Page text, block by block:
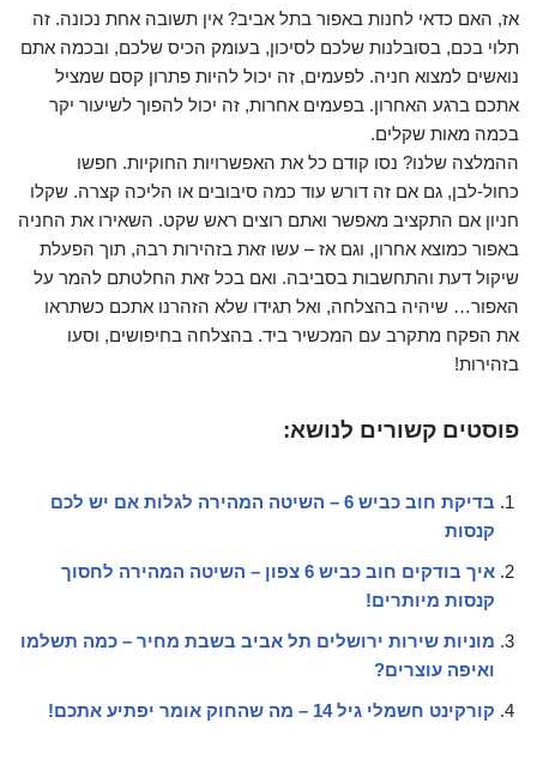
אז, האם כדאי לחנות באפור בתל אביב? אין תשובה אחת נכונה. זה
תלוי בכם, בסובלנות שלכם לסיכון, בעומק הכיס שלכם, ובכמה אתם
נואשים למצוא חניה. לפעמים, זה יכול להיות פתרון קסם שמציל
אתכם ברגע האחרון. בפעמים אחרות, זה יכול להפוך לשיעור יקר
בכמה מאות שקלים.
ההמלצה שלנו? נסו קודם כל את האפשרויות החוקיות. חפשו
כחול-לבן, גם אם זה דורש עוד כמה סיבובים או הליכה קצרה. שקלו
חניון אם התקציב מאפשר ואתם רוצים ראש שקט. השאירו את החניה
באפור כמוצא אחרון, וגם אז – עשו זאת בזהירות רבה, תוך הפעלת
שיקול דעת והתחשבות בסביבה. ואם בכל זאת החלטתם להמר על
האפור… שיהיה בהצלחה, ואל תגידו שלא הזהרנו אתכם כשתראו
את הפקח מתקרב עם המכשיר ביד. בהצלחה בחיפושים, וסעו
בזהירות!
פוסטים קשורים לנושא:
בדיקת חוב כביש 6 – השיטה המהירה לגלות אם יש לכם
קנסות
איך בודקים חוב כביש 6 צפון – השיטה המהירה לחסוך
קנסות מיותרים!
מוניות שירות ירושלים תל אביב בשבת מחיר – כמה תשלמו
ואיפה עוצרים?
קורקינט חשמלי גיל 14 – מה שהחוק אומר יפתיע אתכם!